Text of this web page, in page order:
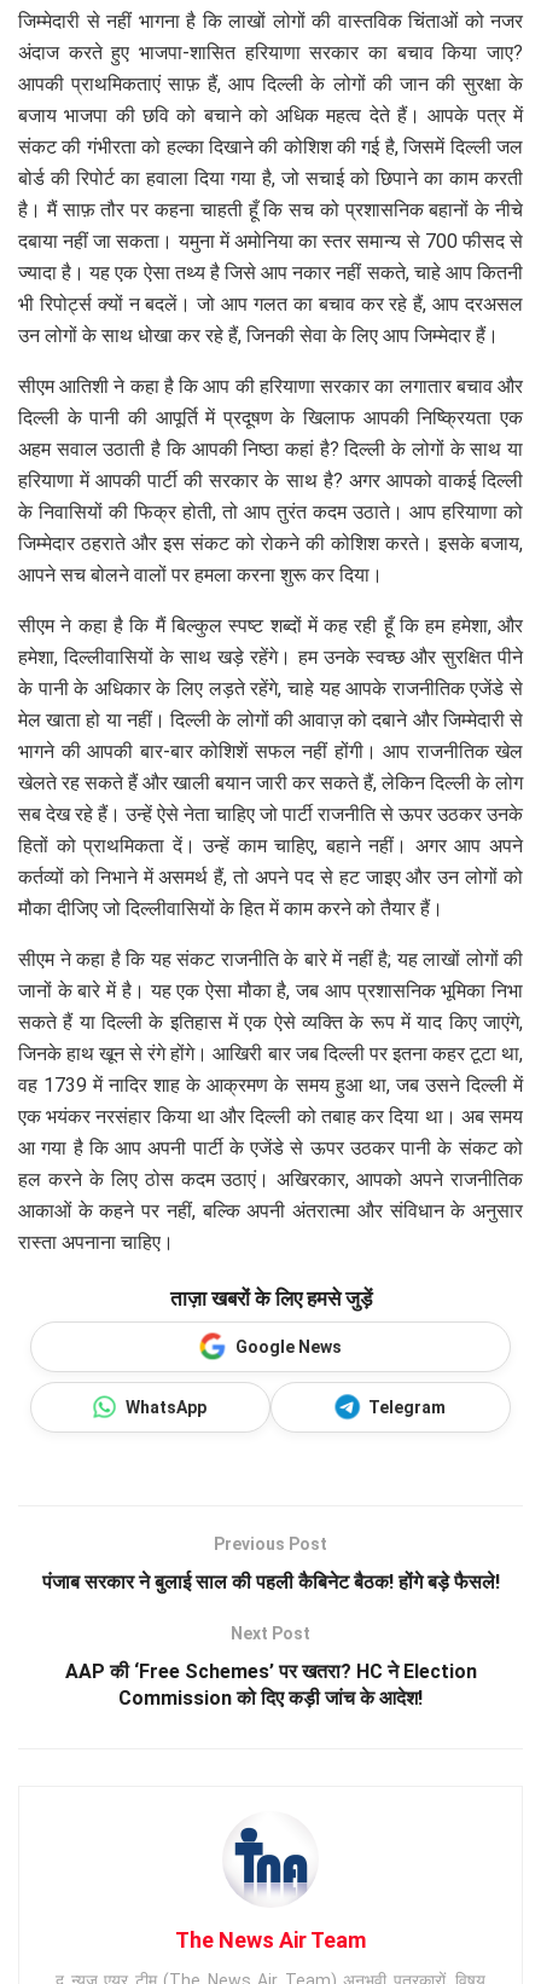
जिम्मेदारी से नहीं भागना है कि लाखों लोगों की वास्तविक चिंताओं को नजर
अंदाज करते हुए भाजपा-शासित हरियाणा सरकार का बचाव किया जाए?
आपकी प्राथमिकताएं साफ़ हैं, आप दिल्ली के लोगों की जान की सुरक्षा के
बजाय भाजपा की छवि को बचाने को अधिक महत्व देते हैं। आपके पत्र में
संकट की गंभीरता को हल्का दिखाने की कोशिश की गई है, जिसमें दिल्ली जल
बोर्ड की रिपोर्ट का हवाला दिया गया है, जो सचाई को छिपाने का काम करती
है। मैं साफ़ तौर पर कहना चाहती हूँ कि सच को प्रशासनिक बहानों के नीचे
दबाया नहीं जा सकता। यमुना में अमोनिया का स्तर समान्य से 700 फीसद से
ज्यादा है। यह एक ऐसा तथ्य है जिसे आप नकार नहीं सकते, चाहे आप कितनी
भी रिपोर्ट्स क्यों न बदलें। जो आप गलत का बचाव कर रहे हैं, आप दरअसल
उन लोगों के साथ धोखा कर रहे हैं, जिनकी सेवा के लिए आप जिम्मेदार हैं।
सीएम आतिशी ने कहा है कि आप की हरियाणा सरकार का लगातार बचाव और
दिल्ली के पानी की आपूर्ति में प्रदूषण के खिलाफ आपकी निष्क्रियता एक
अहम सवाल उठाती है कि आपकी निष्ठा कहां है? दिल्ली के लोगों के साथ या
हरियाणा में आपकी पार्टी की सरकार के साथ है? अगर आपको वाकई दिल्ली
के निवासियों की फिक्र होती, तो आप तुरंत कदम उठाते। आप हरियाणा को
जिम्मेदार ठहराते और इस संकट को रोकने की कोशिश करते। इसके बजाय,
आपने सच बोलने वालों पर हमला करना शुरू कर दिया।
सीएम ने कहा है कि मैं बिल्कुल स्पष्ट शब्दों में कह रही हूँ कि हम हमेशा, और
हमेशा, दिल्लीवासियों के साथ खड़े रहेंगे। हम उनके स्वच्छ और सुरक्षित पीने
के पानी के अधिकार के लिए लड़ते रहेंगे, चाहे यह आपके राजनीतिक एजेंडे से
मेल खाता हो या नहीं। दिल्ली के लोगों की आवाज़ को दबाने और जिम्मेदारी से
भागने की आपकी बार-बार कोशिशें सफल नहीं होंगी। आप राजनीतिक खेल
खेलते रह सकते हैं और खाली बयान जारी कर सकते हैं, लेकिन दिल्ली के लोग
सब देख रहे हैं। उन्हें ऐसे नेता चाहिए जो पार्टी राजनीति से ऊपर उठकर उनके
हितों को प्राथमिकता दें। उन्हें काम चाहिए, बहाने नहीं। अगर आप अपने
कर्तव्यों को निभाने में असमर्थ हैं, तो अपने पद से हट जाइए और उन लोगों को
मौका दीजिए जो दिल्लीवासियों के हित में काम करने को तैयार हैं।
सीएम ने कहा है कि यह संकट राजनीति के बारे में नहीं है; यह लाखों लोगों की
जानों के बारे में है। यह एक ऐसा मौका है, जब आप प्रशासनिक भूमिका निभा
सकते हैं या दिल्ली के इतिहास में एक ऐसे व्यक्ति के रूप में याद किए जाएंगे,
जिनके हाथ खून से रंगे होंगे। आखिरी बार जब दिल्ली पर इतना कहर टूटा था,
वह 1739 में नादिर शाह के आक्रमण के समय हुआ था, जब उसने दिल्ली में
एक भयंकर नरसंहार किया था और दिल्ली को तबाह कर दिया था। अब समय
आ गया है कि आप अपनी पार्टी के एजेंडे से ऊपर उठकर पानी के संकट को
हल करने के लिए ठोस कदम उठाएं। अखिरकार, आपको अपने राजनीतिक
आकाओं के कहने पर नहीं, बल्कि अपनी अंतरात्मा और संविधान के अनुसार
रास्ता अपनाना चाहिए।
ताज़ा खबरों के लिए हमसे जुड़ें
Google News
WhatsApp Telegram
Previous Post
पंजाब सरकार ने बुलाई साल की पहली कैबिनेट बैठक! होंगे बड़े फैसले!
Next Post
AAP की ‘Free Schemes’ पर खतरा? HC ने Election
Commission को दिए कड़ी जांच के आदेश!
The News Air Team